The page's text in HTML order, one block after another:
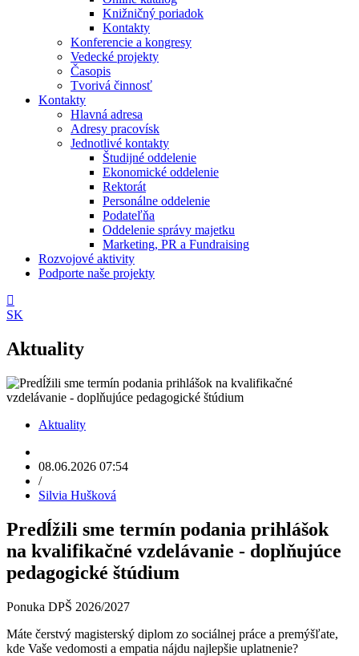
Knižničný poriadok
Kontakty
Konferencie a kongresy
Vedecké projekty
Časopis
Tvorivá činnosť
Kontakty
Hlavná adresa
Adresy pracovísk
Jednotlivé kontakty
Študijné oddelenie
Ekonomické oddelenie
Rektorát
Personálne oddelenie
Podateľňa
Oddelenie správy majetku
Marketing, PR a Fundraising
Rozvojové aktivity
Podporte naše projekty
SK
Aktuality
Aktuality
08.06.2026 07:54
/
Silvia Hušková
Predĺžili sme termín podania prihlášok
na kvalifikačné vzdelávanie - doplňujúce
pedagogické štúdium
Ponuka DPŠ 2026/2027
Máte čerstvý magisterský diplom zo sociálnej práce a premýšľate,
kde Vaše vedomosti a empatia nájdu najlepšie uplatnenie?